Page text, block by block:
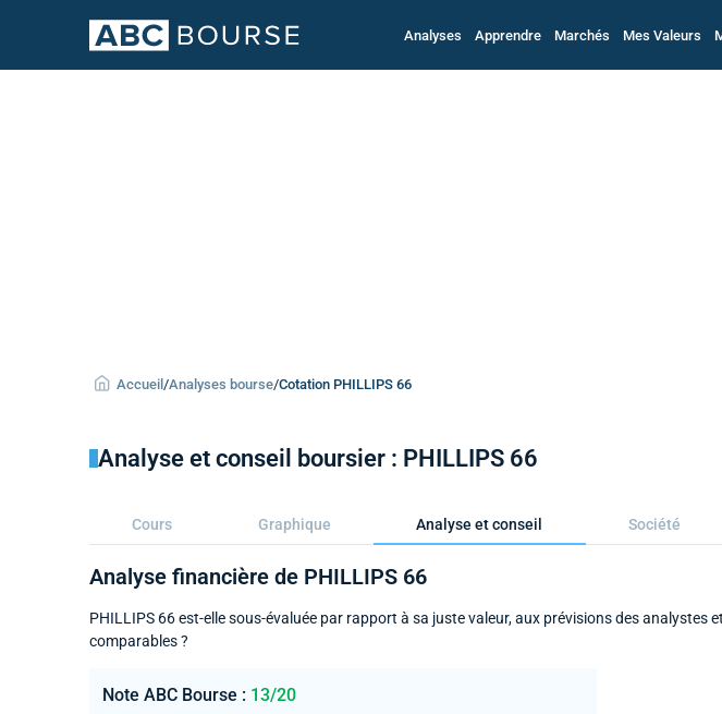
Analyses Apprendre Marchés Mes Valeurs
Accueil /Analyses bourse/Cotation PHILLIPS 66
Analyse et conseil boursier : PHILLIPS 66
Cours Graphique Analyse et conseil Société
Analyse financière de PHILLIPS 66
PHILLIPS 66 est-elle sous-évaluée par rapport à sa juste valeur, aux prévisions des analystes
comparables ?
Note ABC Bourse : 13/20